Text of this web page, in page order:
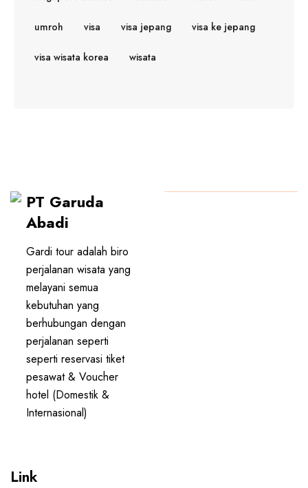
umroh visa visa jepang visa ke jepang
visa wisata korea wisata
PT Garuda
Abadi
Gardi tour adalah biro
perjalanan wisata yang
melayani semua
kebutuhan yang
berhubungan dengan
perjalanan seperti
seperti reservasi tiket
pesawat & Voucher
hotel (Domestik &
Internasional)
Link